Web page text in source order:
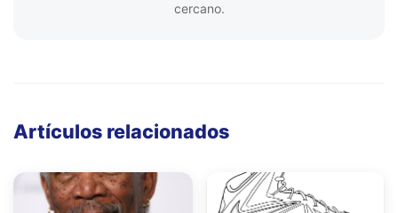
cercano.
Artículos relacionados